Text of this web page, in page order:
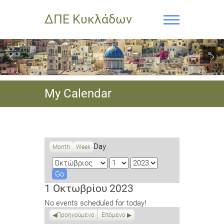
ΔΠΕ Κυκλάδων
My Calendar
Month Week Day
M
o
n
h
D
y
Y
a
1 Οκτωβρίου 2023
No events scheduled for today!
Προηγούμενο Επόμενο